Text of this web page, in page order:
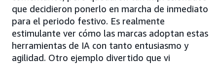
que decidieron ponerlo en marcha de inmediato
para el periodo festivo. Es realmente
estimulante ver cómo las marcas adoptan estas
herramientas de IA con tanto entusiasmo y
agilidad. Otro ejemplo divertido que vi